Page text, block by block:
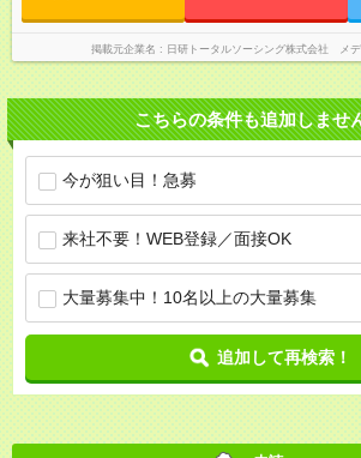
掲載元企業名 日研トータルソーシング株式会社 メ
こちらの条件も追加しませ
今が狙い目！急募
来社不要！WEB登録／面接OK
大量募集中！10名以上の大量募集
追加して再検索！